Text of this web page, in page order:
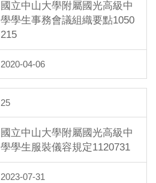
國立中山大學附屬國光高級中
學學生事務會議組織要點1050
215
2020-04-06
25
國立中山大學附屬國光高級中
學學生服裝儀容規定1120731
2023-07-31